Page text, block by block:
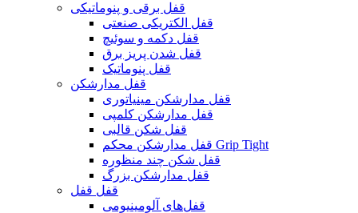
قفل برقی و پنوماتیکی
قفل الکتریکی صنعتی
قفل دکمه و سوئیچ
قفل شدن پریز برق
قفل پنوماتیک
قفل مدارشکن
قفل مدارشکن مینیاتوری
قفل مدارشکن کلمپی
قفل شکن قالبی
قفل مدارشکن محکم Grip Tight
قفل شکن چند منظوره
قفل مدارشکن بزرگ
قفل قفل
قفل‌های آلومینیومی